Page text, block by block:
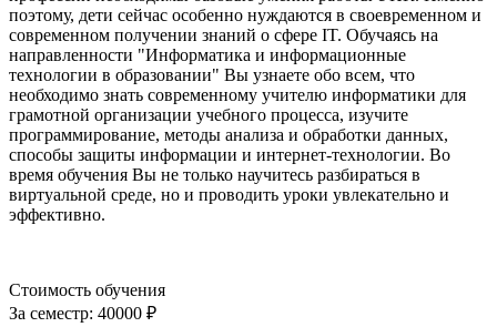
поэтому, дети сейчас особенно нуждаются в своевременном и
современном получении знаний о сфере IT. Обучаясь на
направленности "Информатика и информационные
технологии в образовании" Вы узнаете обо всем, что
необходимо знать современному учителю информатики для
грамотной организации учебного процесса, изучите
программирование, методы анализа и обработки данных,
способы защиты информации и интернет-технологии. Во
время обучения Вы не только научитесь разбираться в
виртуальной среде, но и проводить уроки увлекательно и
эффективно.
Стоимость обучения
За семестр: 40000 ₽